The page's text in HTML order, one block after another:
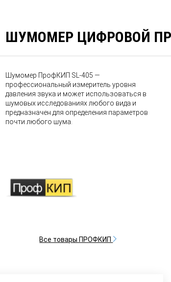
ШУМОМЕР ЦИФРОВОЙ
Шумомер ПрофКИП SL-405 —
профессиональный измеритель уровня
давления звука и может использоваться в
шумовых исследованиях любого вида и
предназначен для определения параметров
почти любого шума.
Все товары ПРОФКИП